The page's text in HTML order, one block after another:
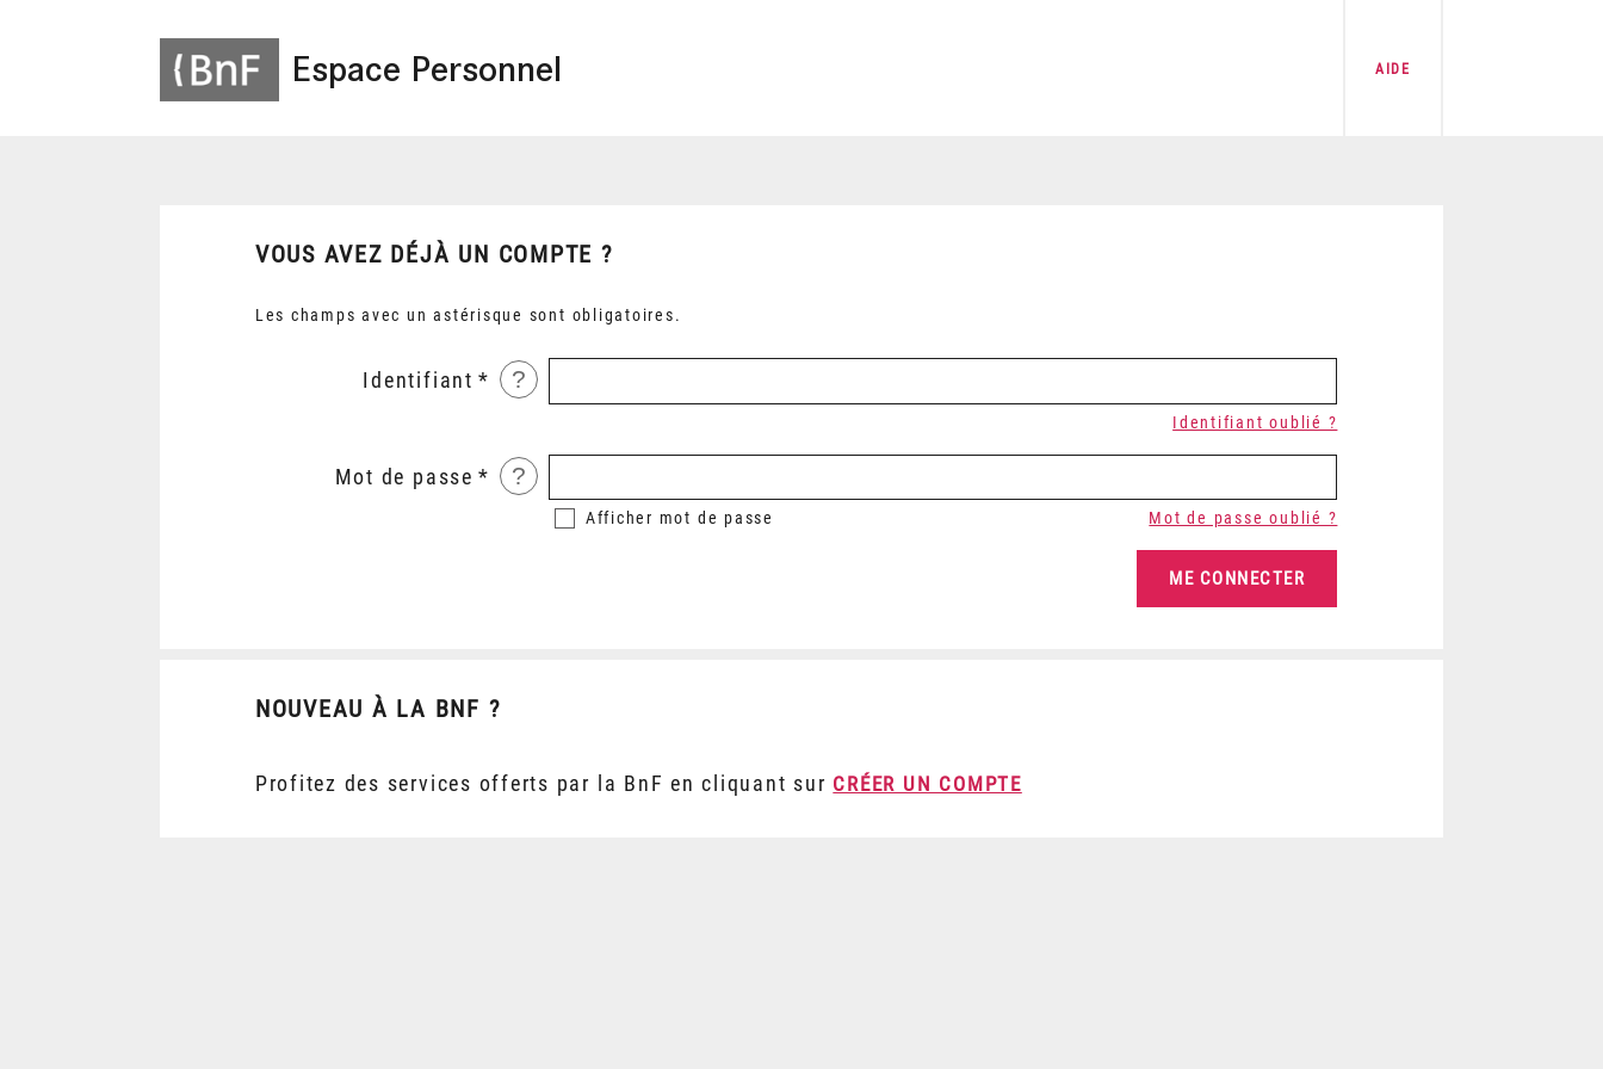
Espace Personnel AIDE
VOUS AVEZ DÉJÀ UN COMPTE ?
Les champs avec un astérisque sont obligatoires.
Identifiant ?
Identifiant oublié ?
Mot de passe ?
Afficher mot de passe Mot de passe oublié ?
NOUVEAU À LA BNF ?
Profitez des services offerts par la BnF en cliquant sur CRÉER UN COMPTE